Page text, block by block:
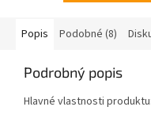
Popis Podobné (8)
Podrobný popis
Hlavné vlastnosti produktu: